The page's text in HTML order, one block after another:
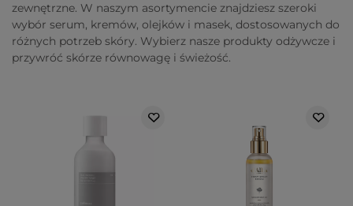
zewnętrzne. W naszym asortymencie znajdziesz szeroki
wybór serum, kremów, olejków i masek, dostosowanych do
różnych potrzeb skóry. Wybierz nasze produkty odżywcze i
przywróć skórze równowagę i świeżość.